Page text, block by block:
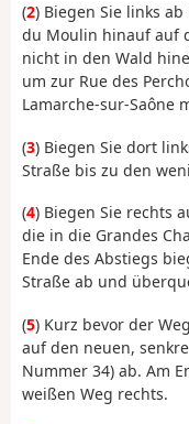
(2) Biegen Sie links
du Moulin hinauf auf
nicht in den Wald
um zur Rue des
Lamarche-sur-Saône
(3) Biegen Sie dort
Straße bis zu den
(4) Biegen Sie rechts
die in die Grandes
Ende des Abstiegs
Straße ab und
(5) Kurz bevor der
auf den neuen,
Nummer 34) ab. Am
weißen Weg rechts.